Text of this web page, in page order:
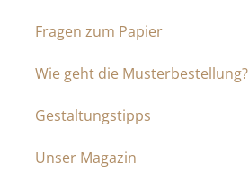
Fragen zum Papier
Wie geht die Musterbestellung?
Gestaltungstipps
Unser Magazin